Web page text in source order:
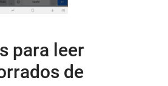
para leer
de